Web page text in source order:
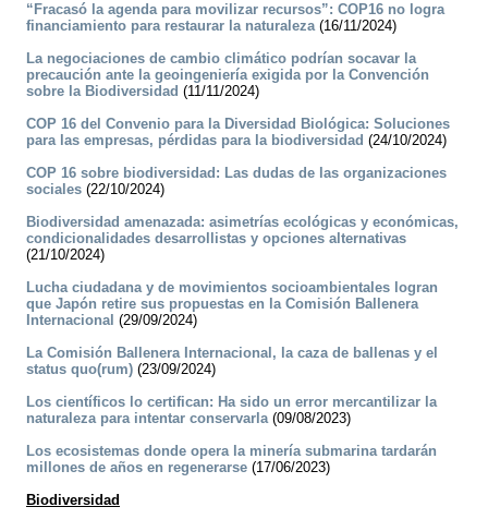
“Fracasó la agenda para movilizar recursos”: COP16 no logra
financiamiento para restaurar la naturaleza(16/11/2024)
La negociaciones de cambio climático podrían socavar la
precaución ante la geoingeniería exigida por la Convención
sobre la Biodiversidad (11/11/2024)
COP 16 del Convenio para la Diversidad Biológica: Soluciones
para las empresas, pérdidas para la biodiversidad (24/10/2024)
COP 16 sobre biodiversidad: Las dudas de las organizaciones
sociales (22/10/2024)
Biodiversidad amenazada: asimetrías ecológicas y económicas,
condicionalidades desarrollistas y opciones alternativas
(21/10/2024)
Lucha ciudadana y de movimientos socioambientales logran
que Japón retire sus propuestas en la Comisión Ballenera
Internacional (29/09/2024)
La Comisión Ballenera Internacional, la caza de ballenas y el
status quo(rum) (23/09/2024)
Los científicos lo certifican: Ha sido un error mercantilizar la
naturaleza para intentar conservarla(09/08/2023)
Los ecosistemas donde opera la minería submarina tardarán
millones de años en regenerarse (17/06/2023)
Biodiversidad